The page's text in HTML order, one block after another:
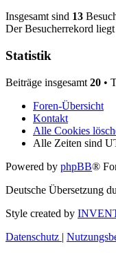
Insgesamt sind 13
Der Besucherrekord liegt
Statistik
Beiträge insgesamt 20 •
Foren-Übersicht
Kontakt
Alle Cookies
Alle Zeiten sind
Powered by phpBB®
Deutsche Übersetzung
Style created by
Datenschutz |